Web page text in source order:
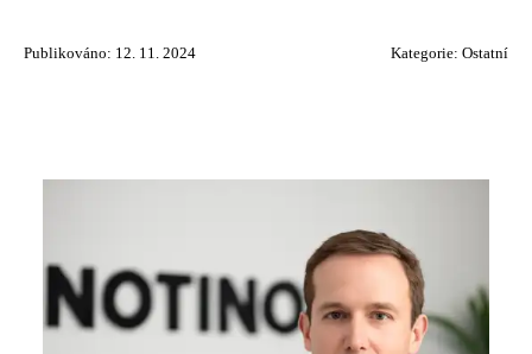
Publikováno: 12. 11. 2024 Kategorie: Ostatní